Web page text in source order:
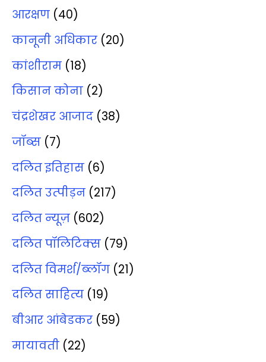
आरक्षण (40)
कानूनी अधिकार (20)
कांशीराम (18)
किसान कोना (2)
चंद्रशेखर आजाद (38)
जॉब्‍स (7)
दलित इतिहास (6)
दलित उत्‍पीड़न (217)
दलित न्‍यूज़ (602)
दलित पॉलिटिक्‍स (79)
दलित विमर्श/ब्‍लॉग (21)
दलित साहित्‍य (19)
बीआर आंबेडकर (59)
मायावती (22)